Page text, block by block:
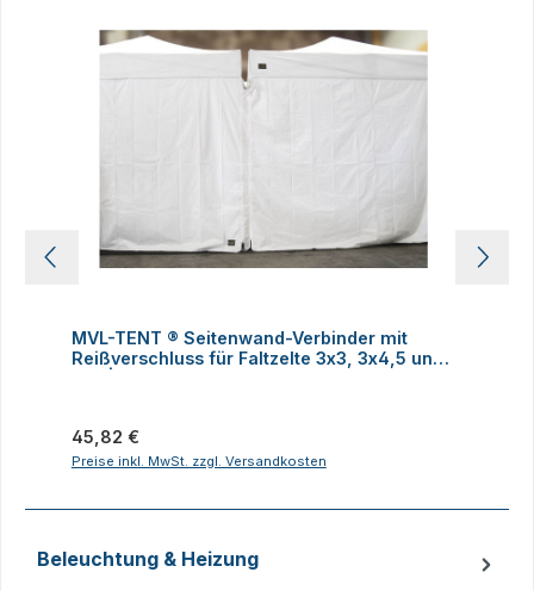
MVL-TENT ® Seitenwand-Verbinder mit
Reißverschluss für Faltzelte 3x3, 3x4,5 und
Regulärer Preis:
45,82 €
Preise inkl. MwSt. zzgl. Versandkosten
Beleuchtung & Heizung